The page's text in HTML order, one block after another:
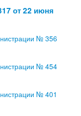
от 22 июня
№ 356
№ 454
№ 401